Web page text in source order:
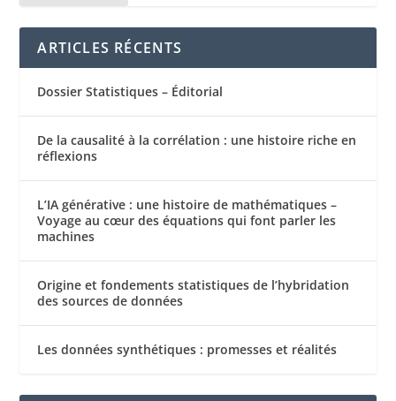
ARTICLES RÉCENTS
Dossier Statistiques – Éditorial
De la causalité à la corrélation : une histoire riche en
réflexions
L’IA générative : une histoire de mathématiques –
Voyage au cœur des équations qui font parler les
machines
Origine et fondements statistiques de l’hybridation
des sources de données
Les données synthétiques : promesses et réalités